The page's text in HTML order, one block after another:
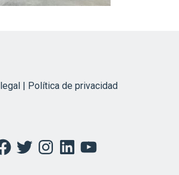
| Política de privacidad
TwitterInstagramLinkedInYouTube